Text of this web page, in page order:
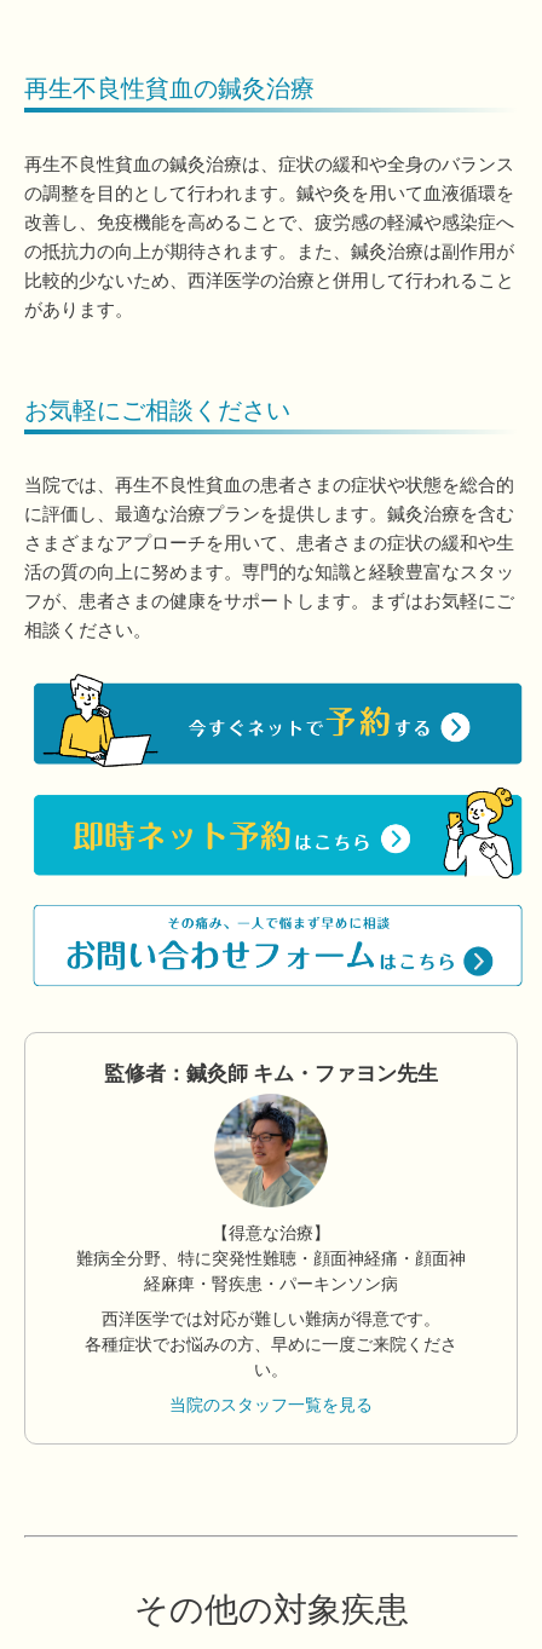
再生不良性貧血の鍼灸治療
再生不良性貧血の鍼灸治療は、症状の緩和や全身のバランス
の調整を目的として行われます。鍼や灸を用いて血液循環を
改善し、免疫機能を高めることで、疲労感の軽減や感染症へ
の抵抗力の向上が期待されます。また、鍼灸治療は副作用が
比較的少ないため、西洋医学の治療と併用して行われること
があります。
お気軽にご相談ください
当院では、再生不良性貧血の患者さまの症状や状態を総合的
に評価し、最適な治療プランを提供します。鍼灸治療を含む
さまざまなアプローチを用いて、患者さまの症状の緩和や生
活の質の向上に努めます。専門的な知識と経験豊富なスタッ
フが、患者さまの健康をサポートします。まずはお気軽にご
相談ください。
監修者：鍼灸師 キム・ファヨン先生
【得意な治療】
難病全分野、特に突発性難聴・顔面神経痛・顔面神
経麻痺・腎疾患・パーキンソン病
西洋医学では対応が難しい難病が得意です。
各種症状でお悩みの方、早めに一度ご来院くださ
い。
当院のスタッフ一覧を見る
その他の対象疾患